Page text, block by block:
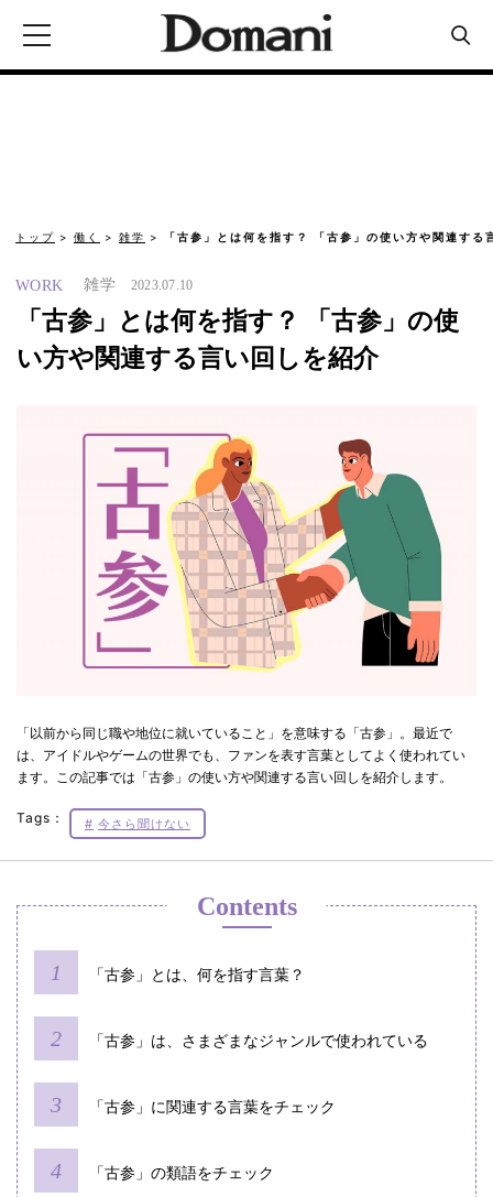
トップ 働く 雑学 「古参」とは何を指す？ 「古参」の使い方や関連する
WORK 雑学 2023.07.10
「古参」とは何を指す？ 「古参」の使
い方や関連する言い回しを紹介
「以前から同じ職や地位に就いていること」を意味する「古参」。最近で
は、アイドルやゲームの世界でも、ファンを表す言葉としてよく使われてい
ます。この記事では「古参」の使い方や関連する言い回しを紹介します。
Tags： 今さら聞けない
Contents
「古参」とは、何を指す言葉？
「古参」は、さまざまなジャンルで使われている
「古参」に関連する言葉をチェック
「古参」の類語をチェック